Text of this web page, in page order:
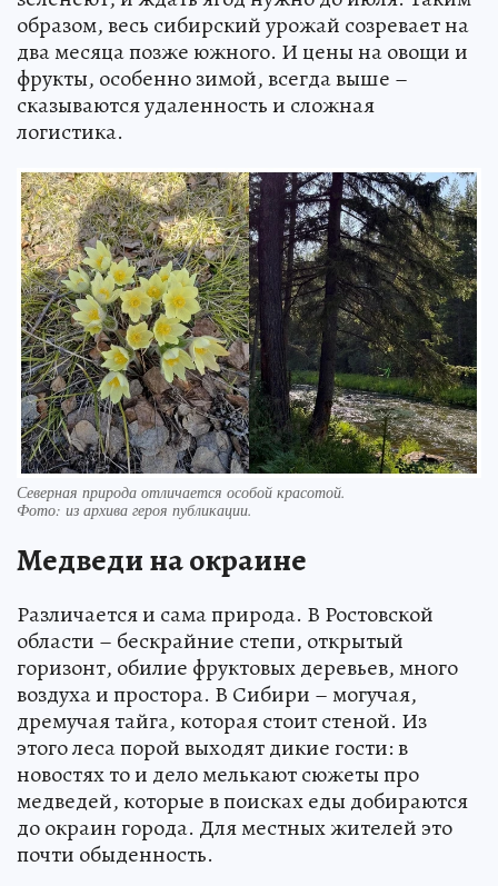
образом, весь сибирский урожай созревает на
два месяца позже южного. И цены на овощи и
фрукты, особенно зимой, всегда выше –
сказываются удаленность и сложная
логистика.
Северная природа отличается особой красотой.
Фото: из архива героя публикации.
Медведи на окраине
Различается и сама природа. В Ростовской
области – бескрайние степи, открытый
горизонт, обилие фруктовых деревьев, много
воздуха и простора. В Сибири – могучая,
дремучая тайга, которая стоит стеной. Из
этого леса порой выходят дикие гости: в
новостях то и дело мелькают сюжеты про
медведей, которые в поисках еды добираются
до окраин города. Для местных жителей это
почти обыденность.